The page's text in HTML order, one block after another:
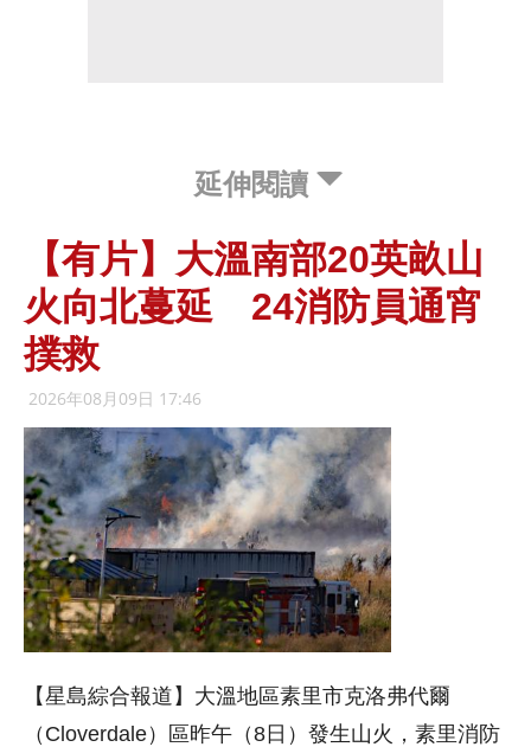
延伸閱讀
【有片】大溫南部20英畝山
火向北蔓延 24消防員通宵
撲救
2026年08月09日 17:46
【星島綜合報道】大溫地區素里市克洛弗代爾
（Cloverdale）區昨午（8日）發生山火，素里消防